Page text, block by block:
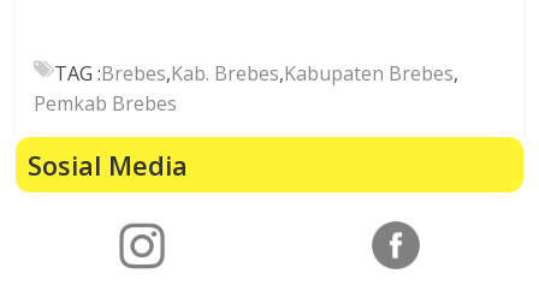
TAG :Brebes,Kab. Brebes,Kabupaten Brebes,
Pemkab Brebes
Sosial Media